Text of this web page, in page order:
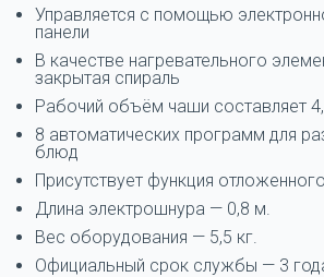
Управляется с помощью
панели
В качестве нагревательного
закрытая спираль
Рабочий объём чаши составляет
8 автоматических программ для
блюд
Присутствует функция
Длина электрошнура — 0,8 м.
Вес оборудования — 5,5 кг.
Официальный срок службы — 3